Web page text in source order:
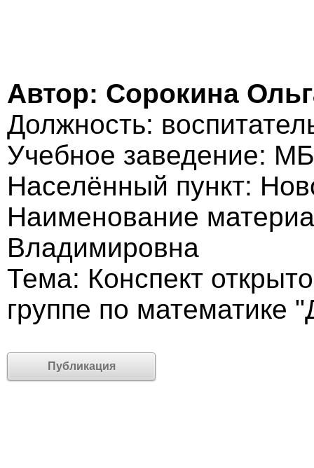
Автор: Сорокина
Должность:
Учебное заведение:
Населённый пункт:
Наименование
Владимировна
Тема: Конспект
группе по математике
Публикация